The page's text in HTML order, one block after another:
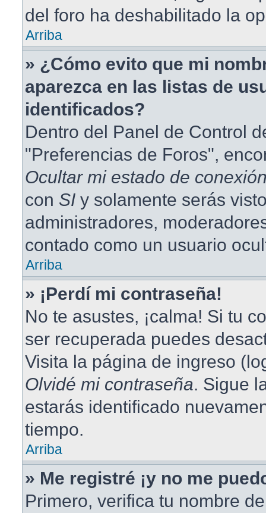
del foro ha deshabilitado la
Arriba
» ¿Cómo evito que mi
aparezca en las listas de
identificados?
Dentro del Panel de Control
"Preferencias de Foros",
Ocultar mi estado de
con SI y solamente serás
administradores,
contado como un usuario
Arriba
» ¡Perdí mi contraseña!
No te asustes, ¡calma! Si tu
ser recuperada puedes
Visita la página de ingreso
Olvidé mi contraseña. Sigue
estarás identificado
tiempo.
Arriba
» Me registré ¡y no me
Primero, verifica tu nombre